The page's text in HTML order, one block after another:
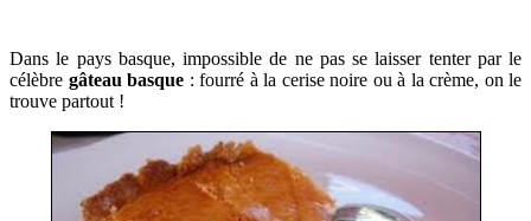
Dans le pays basque, impossible de ne pas se laisser tenter par le
célèbre gâteau basque : fourré à la cerise noire ou à la crème, on le
trouve partout !